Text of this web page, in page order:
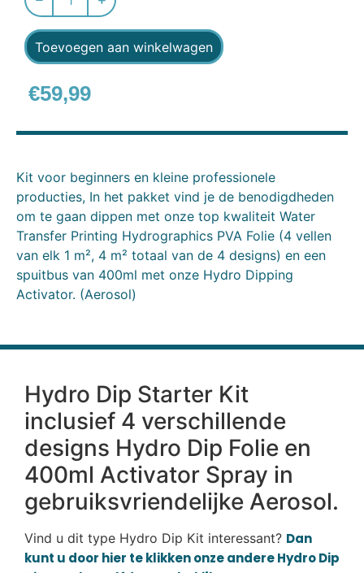
Toevoegen aan winkelwagen
€59,99
Kit voor beginners en kleine professionele
producties, In het pakket vind je de benodigdheden
om te gaan dippen met onze top kwaliteit Water
Transfer Printing Hydrographics PVA Folie (4 vellen
van elk 1 m², 4 m² totaal van de 4 designs) en een
spuitbus van 400ml met onze Hydro Dipping
Activator. (Aerosol)
Hydro Dip Starter Kit
inclusief 4 verschillende
designs Hydro Dip Folie en
400ml Activator Spray in
gebruiksvriendelijke Aerosol.
Vind u dit type Hydro Dip Kit interessant? Dan
kunt u door hier te klikken onze andere Hydro Dip